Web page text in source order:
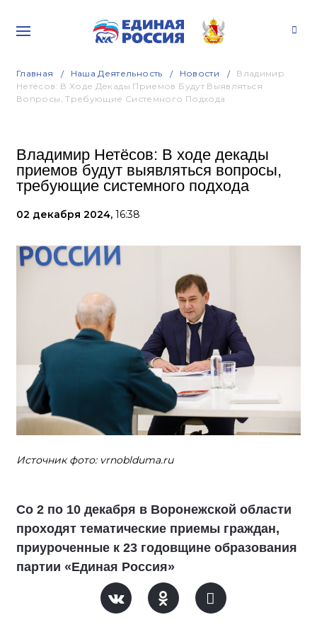
Главная Наша Деятельность Новости
Владимир
Нетёсов: В Ходе Декады Приемов Будут Выявляться
Вопросы, Требующие Системного Подхода
Владимир Нетёсов: В ходе декады
приемов будут выявляться вопросы,
требующие системного подхода
02 декабря 2024, 16:38
Источник фото: vrnoblduma.ru
Со 2 по 10 декабря в Воронежской области
проходят тематические приемы граждан,
приуроченные к 23 годовщине образования
партии «Единая Россия»